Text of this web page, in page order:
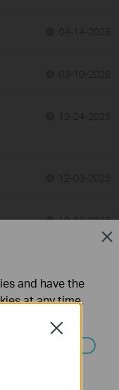
04-14-2026
03-10-2026
12-24-2025
12-03-2025
10-21-2025
07-09-2025
07-08-2025
Close
and have the
at any time.
in your
Close